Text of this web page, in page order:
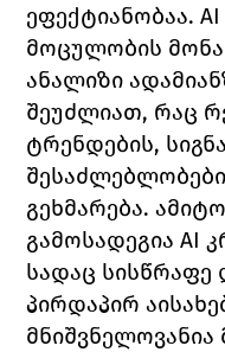
ეფექტიანობაა.
მოცულობის
ანალიზი
შეუძლიათ, რაც
ტრენდების,
გეხმარება.
გამოსადეგია AI
სადაც სისწრაფე
პირდაპირ